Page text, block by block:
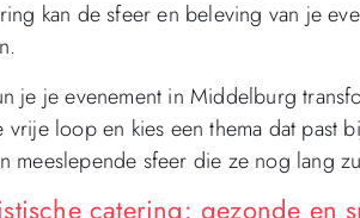
kan de sfeer en beleving van je
je je evenement in Middelburg
loop en kies een thema dat past
meeslepende sfeer die ze nog lang
catering: gezonde en